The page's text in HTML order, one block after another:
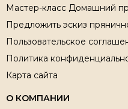
Мастер-класс Домашний
Предложить эскиз
Пользовательское
Политика
Карта сайта
О КОМПАНИИ